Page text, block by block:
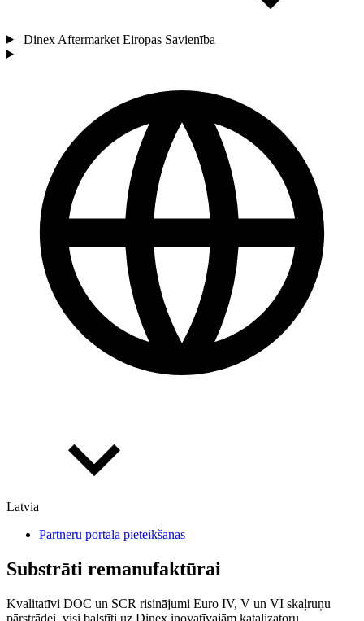
Dinex Aftermarket Eiropas Savienība
Latvia
Partneru portāla pieteikšanās
Substrāti remanufaktūrai
Kvalitatīvi DOC un SCR risinājumi Euro IV, V un VI skaļruņu
pārstrādei, visi balstīti uz Dinex inovatīvajām katalizatoru